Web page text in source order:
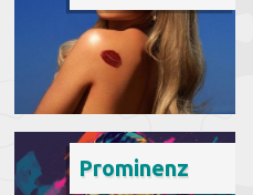
Prominenz